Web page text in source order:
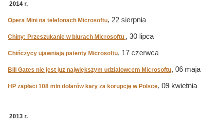
2014 r.
Opera Mini na telefonach Microsoftu, 22 sierpnia
Chiny: Przeszukanie w biurach Microsoftu , 30 lipca
Chińczycy ujawniają patenty Microsoftu, 17 czerwca
Bill Gates nie jest już największym udziałowcem Microsoftu, 06 maja
HP zapłaci 108 mln dolarów kary za korupcję w Polsce, 09 kwietnia
2013 r.